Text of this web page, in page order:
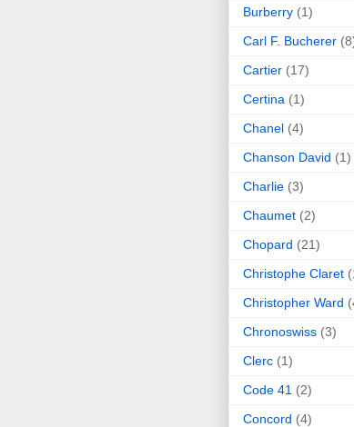
Burberry (1)
Carl F. Bucherer
Cartier (17)
Certina (1)
Chanel (4)
Chanson David (1)
Charlie (3)
Chaumet (2)
Chopard (21)
Christophe Claret
Christopher Ward
Chronoswiss (3)
Clerc (1)
Code 41 (2)
Concord (4)